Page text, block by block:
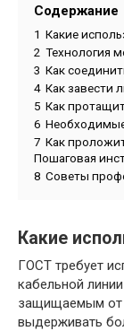
Содержание
1 Какие
2 Технология
3 Как
4 Как завести
5 Как
6
7 Как
Пошаговая
8 Советы
Какие
ГОСТ требует
кабельной
защищаемым от
выдерживать